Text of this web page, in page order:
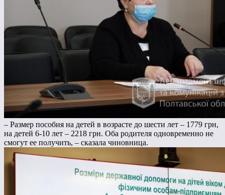
– Размер пособия на детей в возрасте до шести лет – 1779 грн,
на детей 6-10 лет – 2218 грн. Оба родителя одновременно не
смогут ее получить, – сказала чиновница.